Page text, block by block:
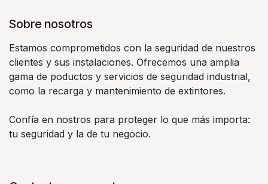
Sobre nosotros
Estamos comprometidos con la seguridad de nuestros
clientes y sus instalaciones. Ofrecemos una amplia
gama de poductos y servicios de seguridad industrial,
como la recarga y mantenimiento de extintores.
Confía en nostros para proteger lo que más importa:
tu seguridad y la de tu negocio.